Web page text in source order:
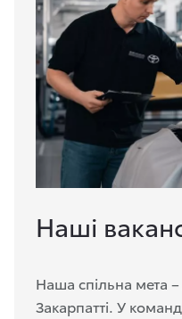
Наші
Наша спільна мета
Закарпатті. У